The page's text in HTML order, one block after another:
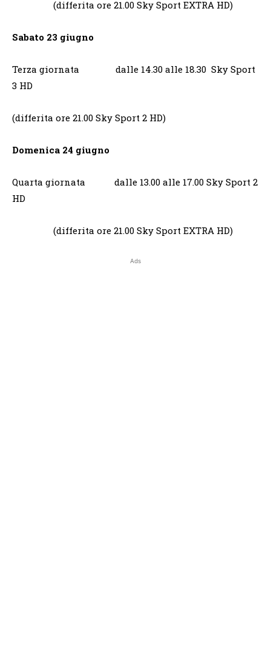
(differita ore 21.00 Sky Sport EXTRA HD)
Sabato 23 giugno
Terza giornata dalle 14.30 alle 18.30 Sky Sport
3 HD
(differita ore 21.00 Sky Sport 2 HD)
Domenica 24 giugno
Quarta giornata dalle 13.00 alle 17.00 Sky Sport 2
HD
(differita ore 21.00 Sky Sport EXTRA HD)
Ads